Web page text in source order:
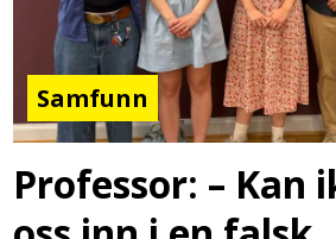
Samfunn
Professor: – Kan